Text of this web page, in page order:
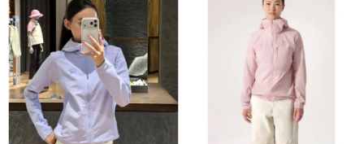
到 2030 年，宜家希望销售完全由回收或可再生材料制成的
产品，例如这些环保篮子：